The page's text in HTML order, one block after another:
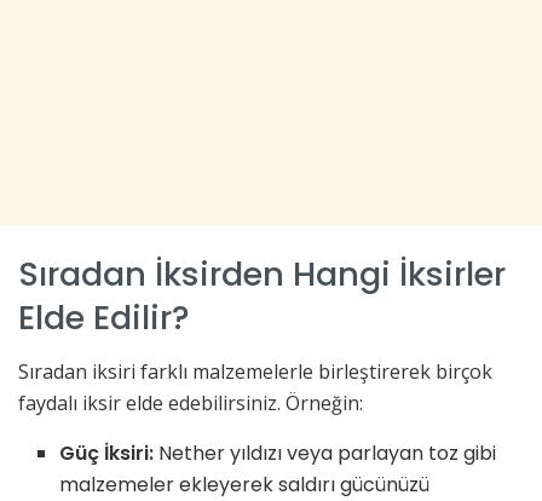
Sıradan İksirden Hangi İksirler
Elde Edilir?
Sıradan iksiri farklı malzemelerle birleştirerek birçok
faydalı iksir elde edebilirsiniz. Örneğin:
Güç İksiri: Nether yıldızı veya parlayan toz gibi
malzemeler ekleyerek saldırı gücünüzü